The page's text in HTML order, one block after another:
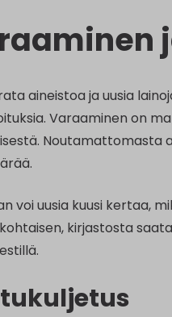
aineistoa ja uusia
Varaaminen on
Noutamattomasta
voi uusia kuusi kertaa,
kirjastosta